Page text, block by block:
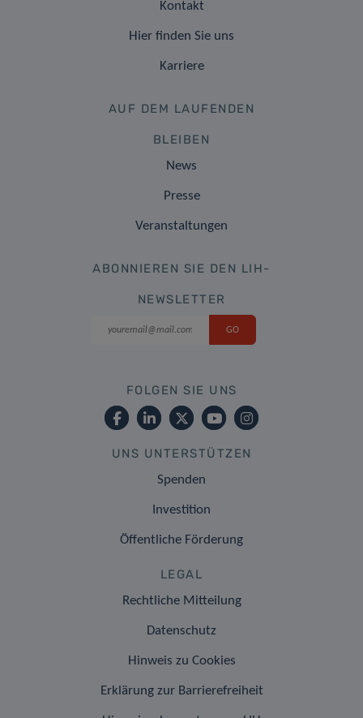
Kontakt
Hier finden Sie uns
Karriere
AUF DEM LAUFENDEN
BLEIBEN
News
Presse
Veranstaltungen
ABONNIEREN SIE DEN LIH-
NEWSLETTER
FOLGEN SIE UNS
UNS UNTERSTÜTZEN
Spenden
Investition
Öffentliche Förderung
LEGAL
Rechtliche Mitteilung
Datenschutz
Hinweis zu Cookies
Erklärung zur Barrierefreiheit